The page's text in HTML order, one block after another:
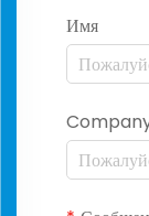
Имя